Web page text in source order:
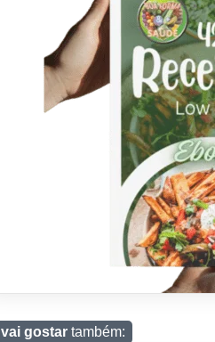
vai gostartambém: